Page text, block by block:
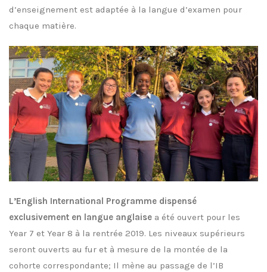
d’enseignement est adaptée à la langue d’examen pour
chaque matière.
L’English International Programme dispensé
exclusivement en langue anglaise a été ouvert pour les
Year 7 et Year 8 à la rentrée 2019. Les niveaux supérieurs
seront ouverts au fur et à mesure de la montée de la
cohorte correspondante; Il mène au passage de l’IB